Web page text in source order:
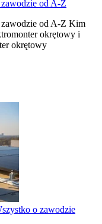
od A-Z
od A-Z Kim
okrętowy i
okrętowy
o zawodzie